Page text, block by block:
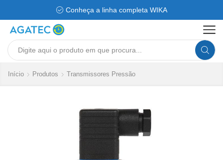
Conheça a linha completa WIKA
Search
Início Produtos Transmissores Pressão